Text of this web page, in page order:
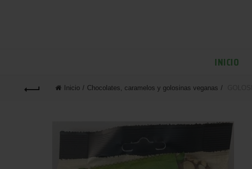
INICIO
Inicio Chocolates, caramelos y golosinas veganas